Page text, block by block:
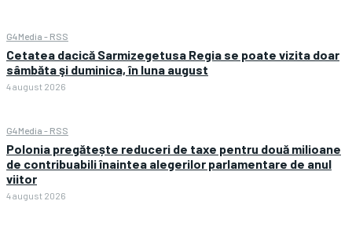
G4Media - RSS
Cetatea dacică Sarmizegetusa Regia se poate vizita doar
sâmbăta şi duminica, în luna august
4 august 2026
G4Media - RSS
Polonia pregătește reduceri de taxe pentru două milioane
de contribuabili înaintea alegerilor parlamentare de anul
viitor
4 august 2026